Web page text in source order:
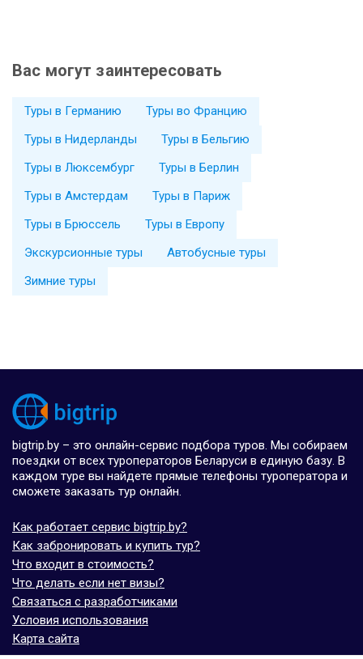
Вас могут заинтересовать
Туры в Германию
Туры во Францию
Туры в Нидерланды
Туры в Бельгию
Туры в Люксембург
Туры в Берлин
Туры в Амстердам
Туры в Париж
Туры в Брюссель
Туры в Европу
Экскурсионные туры
Автобусные туры
Зимние туры
bigtrip.by – это онлайн-сервис подбора туров. Мы собираем
поездки от всех туроператоров Беларуси в единую базу. В
каждом туре вы найдете прямые телефоны туроператора и
сможете заказать тур онлайн.
Как работает сервис bigtrip.by?
Как забронировать и купить тур?
Что входит в стоимость?
Что делать если нет визы?
Связаться с разработчиками
Условия использования
Карта сайта